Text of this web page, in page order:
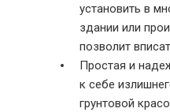
установить в
здании или
позволит
Простая и
к себе
грунтовой